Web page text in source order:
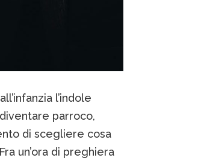
l’indole
parroco,
di scegliere cosa
un’ora di preghiera